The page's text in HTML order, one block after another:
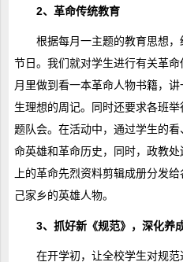
2、革命传统教育
根据每月一主题的教育思想
节日。我们就对学生进行有关革
月里做到看一本革命人物书籍，
生理想的周记。同时还要求各班
题队会。在活动中，通过学生的
命英雄和革命历史，同时，政教处
上的革命先烈资料剪辑成册分发
己家乡的英雄人物。
3、抓好新《规范》，深化养
在开学初，让全校学生对规范